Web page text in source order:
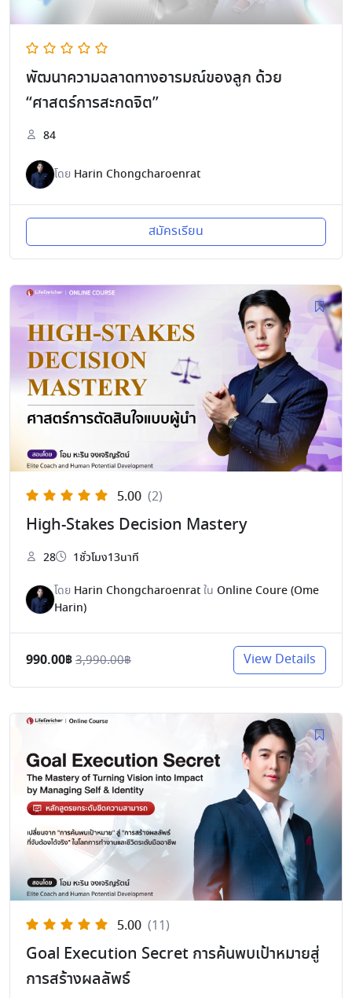
พัฒนาความฉลาดทางอารมณ์ของลูก ด้วย
“ศาสตร์การสะกดจิต”
84
โดย Harin Chongcharoenrat
สมัครเรียน
5.00 (2)
High-Stakes Decision Mastery
28 1ชั่วโมง13นาที
โดย Harin Chongcharoenrat ใน Online Coure (Ome
Harin)
990.00฿3,990.00฿ View Details
5.00 (11)
Goal Execution Secret การค้นพบเป้าหมายสู่
การสร้างผลลัพธ์